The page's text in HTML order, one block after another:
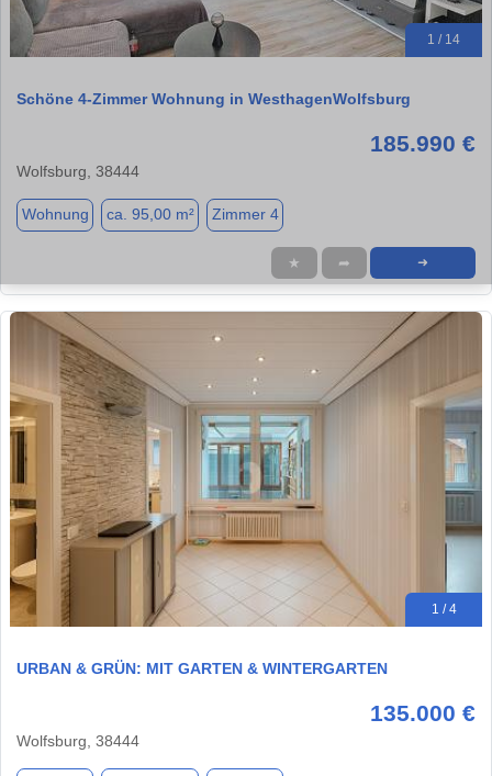
1 / 14
Schöne 4-Zimmer Wohnung in WesthagenWolfsburg
185.990 €
Wolfsburg, 38444
Wohnung ca. 95,00 m² Zimmer 4
★ ➦ ➜
1 / 4
URBAN & GRÜN: MIT GARTEN & WINTERGARTEN
135.000 €
Wolfsburg, 38444